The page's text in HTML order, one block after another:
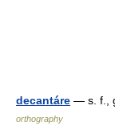
decantáre — s. f.,
orthography